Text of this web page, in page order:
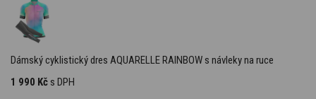
Dámský cyklistický dres AQUARELLE RAINBOW s návleky na ruce
1 990 Kč s DPH